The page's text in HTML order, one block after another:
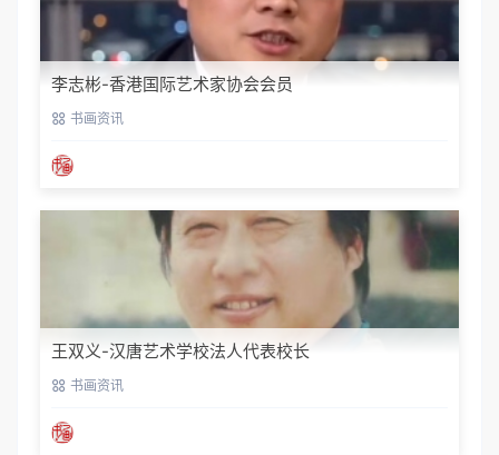
李志彬-香港国际艺术家协会会员
书画资讯
王双义-汉唐艺术学校法人代表校长
书画资讯